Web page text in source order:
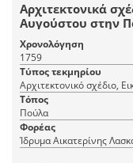
Αρχιτεκτονικά
Αυγούστου στην
προνάου. Β.
Πλάγια όψη του
θριγκού και
γωνιακού
επιστυλίων. Κ.
Χρονολόγηση
1759
Τύπος τεκμηρίου
Αρχιτεκτονικό σχέδιο,
Τόπος
Πούλα
Φορέας
Ίδρυμα Αικατερίνης